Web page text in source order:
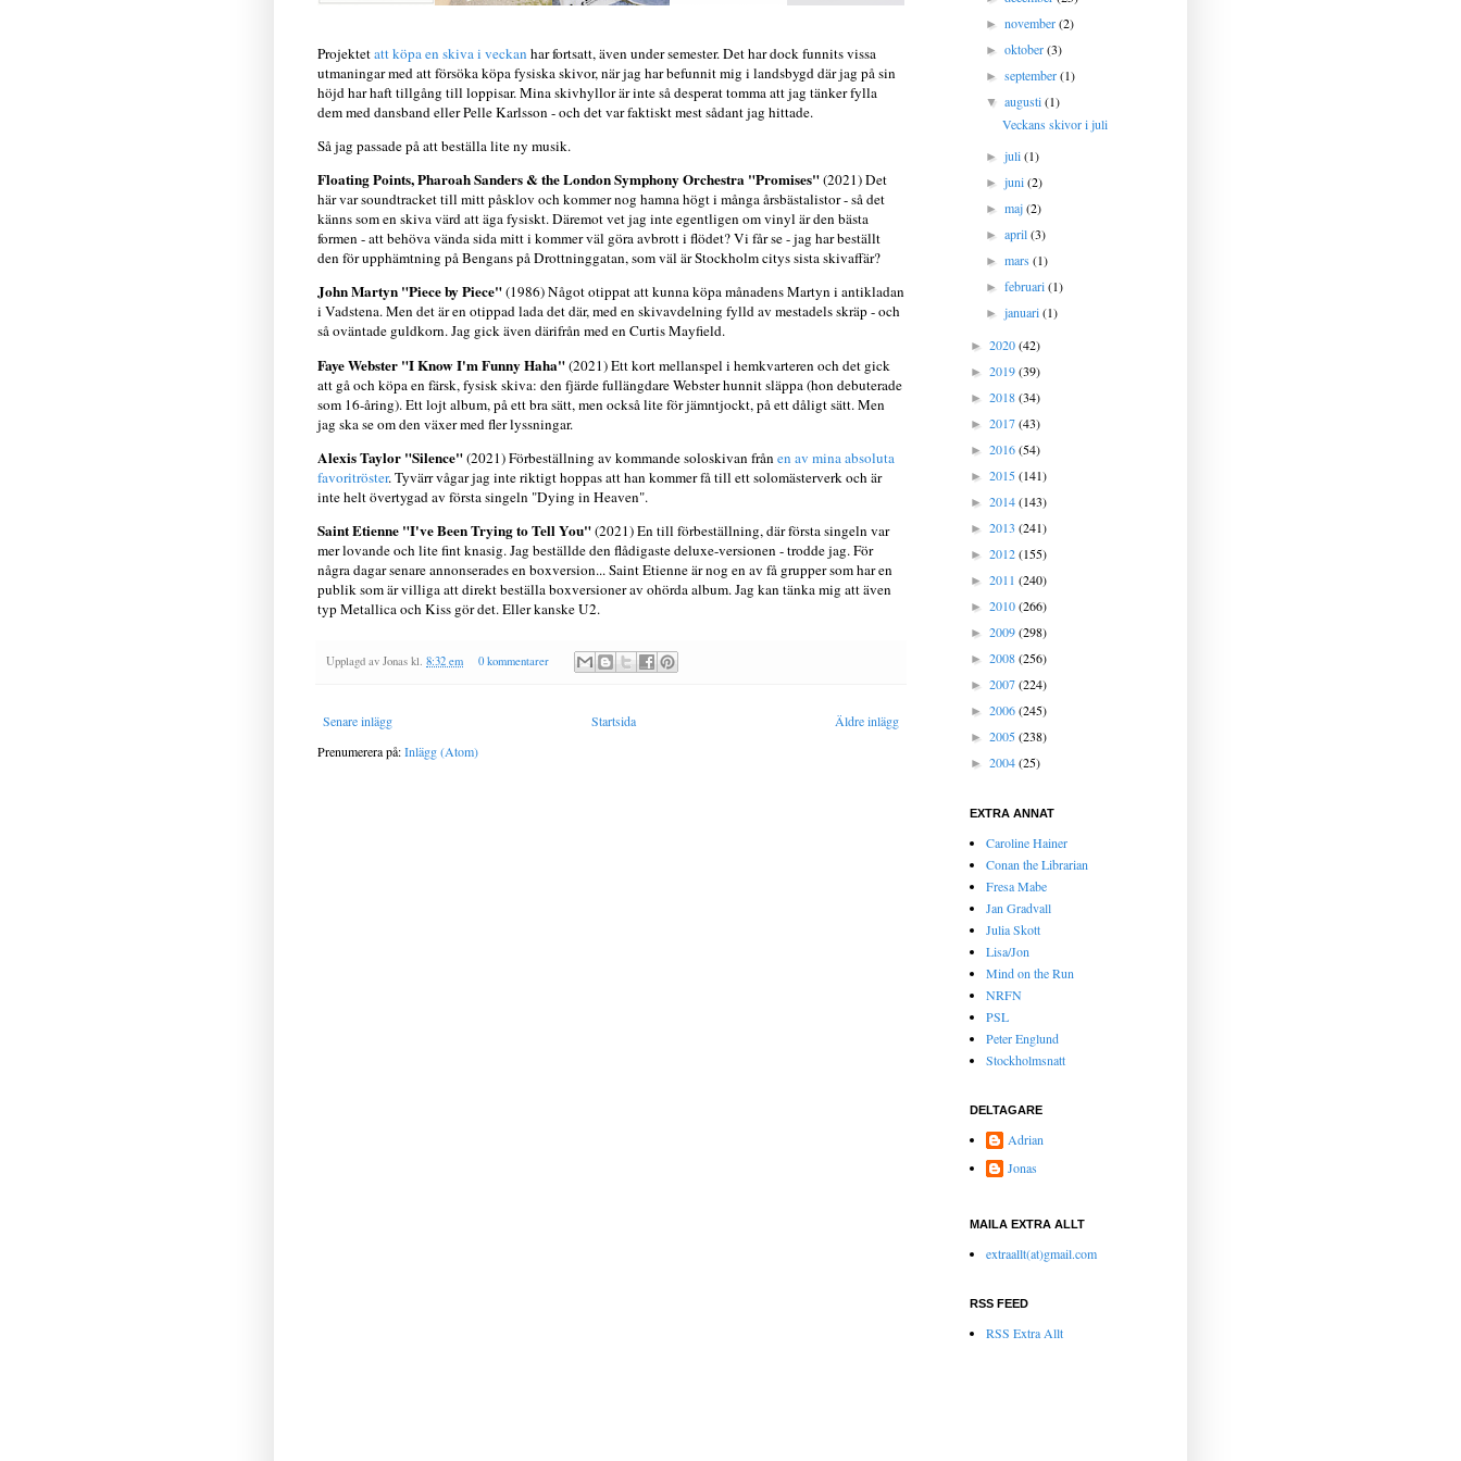
Projektetatt köpa en skiva i veckan har fortsatt, även under semester. Det har dock funnits vissa
utmaningar med att försöka köpa fysiska skivor, när jag har befunnit mig i landsbygd där jag på sin
höjd har haft tillgång till loppisar. Mina skivhyllor är inte så desperat tomma att jag tänker fylla
dem med dansband eller Pelle Karlsson - och det var faktiskt mest sådant jag hittade.
Så jag passade på att beställa lite ny musik.
Floating Points, Pharoah Sanders & the London Symphony Orchestra "Promises"(2021) Det
här var soundtracket till mitt påsklov och kommer nog hamna högt i många årsbästalistor - så det
känns som en skiva värd att äga fysiskt. Däremot vet jag inte egentligen om vinyl är den bästa
formen - att behöva vända sida mitt i kommer väl göra avbrott i flödet? Vi får se - jag har beställt
den för upphämtning på Bengans på Drottninggatan, som väl är Stockholm citys sista skivaffär?
John Martyn "Piece by Piece"(1986) Något otippat att kunna köpa månadens Martyn i antikladan
i Vadstena. Men det är en otippad lada det där, med en skivavdelning fylld av mestadels skräp - och
så oväntade guldkorn. Jag gick även därifrån med en Curtis Mayfield.
Faye Webster "I Know I'm Funny Haha"(2021) Ett kort mellanspel i hemkvarteren och det gick
att gå och köpa en färsk, fysisk skiva: den fjärde fullängdare Webster hunnit släppa (hon debuterade
som 16-åring). Ett lojt album, på ett bra sätt, men också lite för jämntjockt, på ett dåligt sätt. Men
jag ska se om den växer med fler lyssningar.
Alexis Taylor "Silence"(2021) Förbeställning av kommande soloskivan frånen av mina absoluta
favoritröster. Tyvärr vågar jag inte riktigt hoppas att han kommer få till ett solomästerverk och är
inte helt övertygad av första singeln "Dying in Heaven".
Saint Etienne "I've Been Trying to Tell You"(2021) En till förbeställning, där första singeln var
mer lovande och lite fint knasig. Jag beställde den flådigaste deluxe-versionen - trodde jag. För
några dagar senare annonserades en boxversion... Saint Etienne är nog en av få grupper som har en
publik som är villiga att direkt beställa boxversioner av ohörda album. Jag kan tänka mig att även
typ Metallica och Kiss gör det. Eller kanske U2.
Upplagd av Jonas kl. 8:32 em 0 kommentarer
Senare inlägg Äldre inlägg
Startsida
Prenumerera på:Inlägg (Atom)
►november(2)
►oktober(3)
►september(1)
▼augusti(1)
Veckans skivor i juli
►juli(1)
►juni(2)
►maj(2)
►april(3)
►mars(1)
►februari(1)
►januari(1)
► 2020(42)
► 2019(39)
► 2018(34)
► 2017(43)
► 2016(54)
► 2015(141)
► 2014(143)
► 2013 (241)
► 2012(155)
► 2011 (240)
► 2010(266)
► 2009(298)
► 2008(256)
► 2007(224)
► 2006(245)
► 2005(238)
► 2004(25)
EXTRA ANNAT
Caroline Hainer
Conan the Librarian
Fresa Mabe
Jan Gradvall
Julia Skott
Lisa/Jon
Mind on the Run
NRFN
PSL
Peter Englund
Stockholmsnatt
DELTAGARE
Adrian
Jonas
MAILA EXTRA ALLT
extraallt(at)gmail.com
RSS FEED
RSS Extra Allt